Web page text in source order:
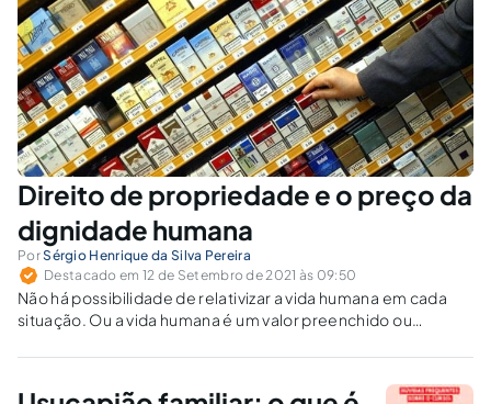
Direito de propriedade e o preço da
dignidade humana
PorSérgio Henrique da Silva Pereira
Destacado em 12 de Setembro de 2021 às 09:50
Não há possibilidade de relativizar a vida humana em cada
situação. Ou a vida humana é um valor preenchido ou